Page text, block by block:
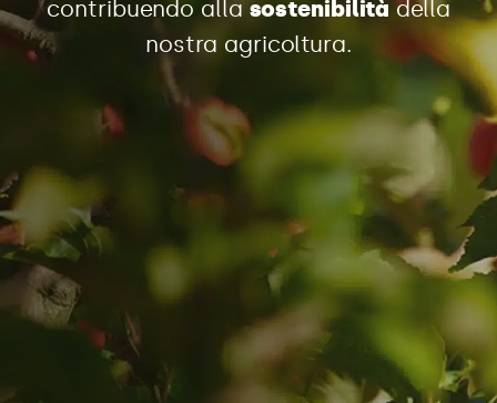
contribuendo alla sostenibilità della
nostra agricoltura.